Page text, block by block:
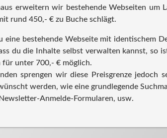
erweitern wir bestehende Webseiten um
rund 450,- € zu Buche schlägt.
eine bestehende Webseite mit identischem
du die Inhalte selbst verwalten kannst, so
für unter 700,- € möglich.
sprengen wir diese Preisgrenze jedoch
werden, wie eine grundlegende
Anmelde-Formularen, usw.